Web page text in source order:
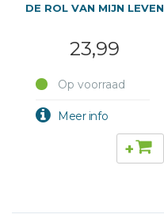
DE ROL VAN MIJN LEVEN
23,99
Op voorraad
+